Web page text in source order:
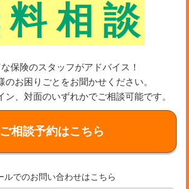
料 相 談
保険のスタッフがアドバイス！
のお困りごとをお聞かせください。
ン、対面のいずれかでご相談可能です。
ご相談予約はこちら
ルでのお問い合わせはこちら